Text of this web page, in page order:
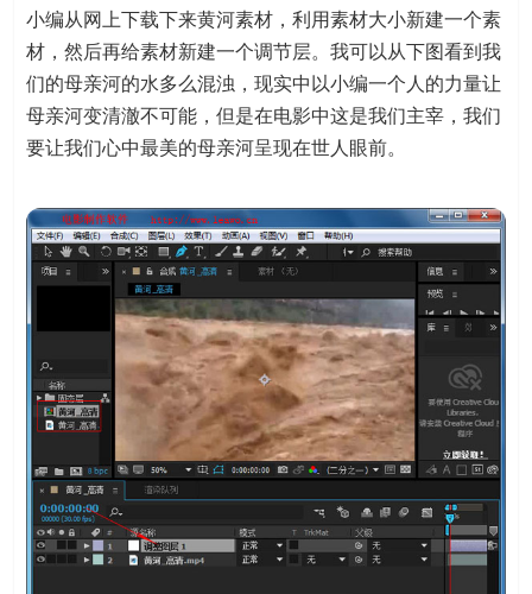
小编从网上下载下来黄河素材，利用素材大小新建一个素
材，然后再给素材新建一个调节层。我可以从下图看到我
们的母亲河的水多么混浊，现实中以小编一个人的力量让
母亲河变清澈不可能，但是在电影中这是我们主宰，我们
要让我们心中最美的母亲河呈现在世人眼前。